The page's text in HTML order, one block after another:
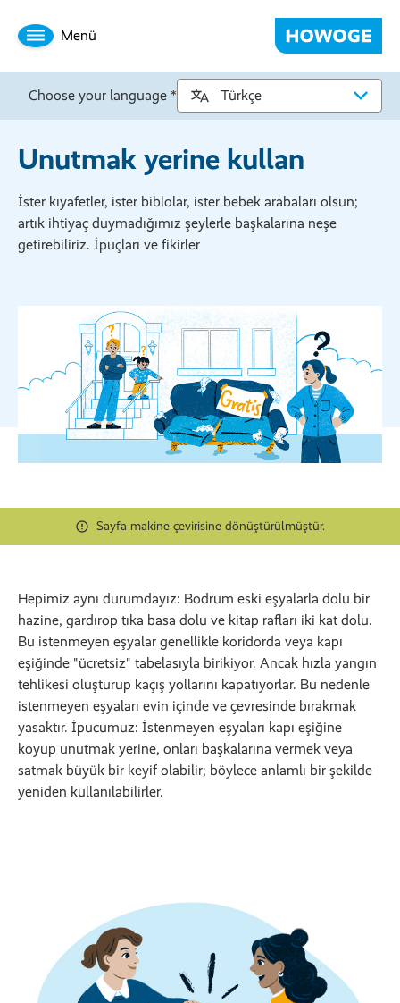
Menü
Choose your language *
Unutmak yerine kullan
İster kıyafetler, ister biblolar, ister bebek arabaları olsun;
artık ihtiyaç duymadığımız şeylerle başkalarına neşe
getirebiliriz. İpuçları ve fikirler
Sayfa makine çevirisine dönüştürülmüştür.
Hepimiz aynı durumdayız: Bodrum eski eşyalarla dolu bir
hazine, gardırop tıka basa dolu ve kitap rafları iki kat dolu.
Bu istenmeyen eşyalar genellikle koridorda veya kapı
eşiğinde "ücretsiz" tabelasıyla birikiyor. Ancak hızla yangın
tehlikesi oluşturup kaçış yollarını kapatıyorlar. Bu nedenle
istenmeyen eşyaları evin içinde ve çevresinde bırakmak
yasaktır. İpucumuz: İstenmeyen eşyaları kapı eşiğine
koyup unutmak yerine, onları başkalarına vermek veya
satmak büyük bir keyif olabilir; böylece anlamlı bir şekilde
yeniden kullanılabilirler.